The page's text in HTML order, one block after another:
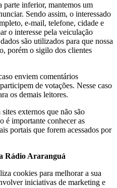
parte inferior, mantemos um
Sendo assim, o interessado
e-mail, telefone, cidade e
o interesse pela veiculação
são utilizados para que nossa
porém o sigilo dos clientes
enviem comentários
de votações. Nesse caso
os demais leitores.
externos que não são
é importante conhecer as
portais que forem acessados por
Rádio Araranguá
cookies para melhorar a sua
iniciativas de marketing e